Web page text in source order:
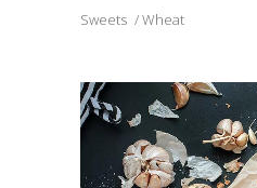
Sweets Wheat